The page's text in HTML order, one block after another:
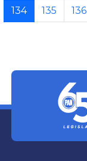
134
135 136